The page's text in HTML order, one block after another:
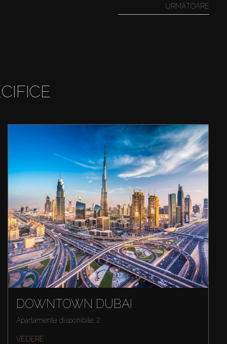
URMĂTOARE
DOWNTOWN DUBAI
Apartamente disponibile: 2
VEDERE